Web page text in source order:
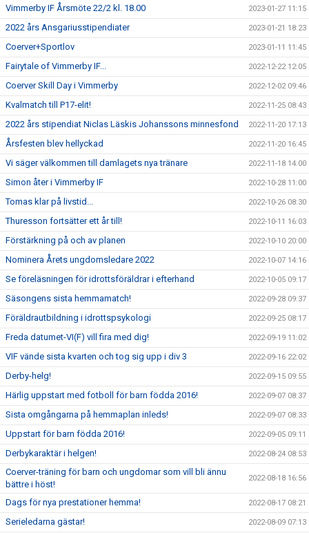
Vimmerby IF Årsmöte 22/2 kl. 18.00 2023-01-27 11:15
2022 års Ansgariusstipendiater 2023-01-21 18:23
Coerver+Sportlov 2023-01-11 11:45
Fairytale of Vimmerby IF... 2022-12-22 12:05
Coerver Skill Day i Vimmerby 2022-12-02 09:46
Kvalmatch till P17-elit! 2022-11-25 08:43
2022 års stipendiat Niclas Läskis Johanssons minnesfond 2022-11-20 17:13
Årsfesten blev hellyckad 2022-11-20 16:45
Vi säger välkommen till damlagets nya tränare 2022-11-18 14:00
Simon åter i Vimmerby IF 2022-10-28 11:00
Tomas klar på livstid... 2022-10-26 08:30
Thuresson fortsätter ett år till! 2022-10-11 16:03
Förstärkning på och av planen 2022-10-10 20:00
Nominera Årets ungdomsledare 2022 2022-10-07 14:16
Se föreläsningen för idrottsföräldrar i efterhand 2022-10-05 09:17
Säsongens sista hemmamatch! 2022-09-28 09:37
Föräldrautbildning i idrottspsykologi 2022-09-25 08:17
Freda datumet-VI(F) vill fira med dig! 2022-09-19 11:02
VIF vände sista kvarten och tog sig upp i div 3 2022-09-16 22:02
Derby-helg! 2022-09-15 09:55
Härlig uppstart med fotboll för barn födda 2016! 2022-09-07 08:37
Sista omgångarna på hemmaplan inleds! 2022-09-07 08:33
Uppstart för barn födda 2016! 2022-09-05 09:11
Derbykaraktär i helgen! 2022-08-24 08:53
Coerver-träning för barn och ungdomar som vill bli ännu
bättre i höst!
2022-08-18 16:56
Dags för nya prestationer hemma! 2022-08-17 08:21
Serieledarna gästar! 2022-08-09 07:13